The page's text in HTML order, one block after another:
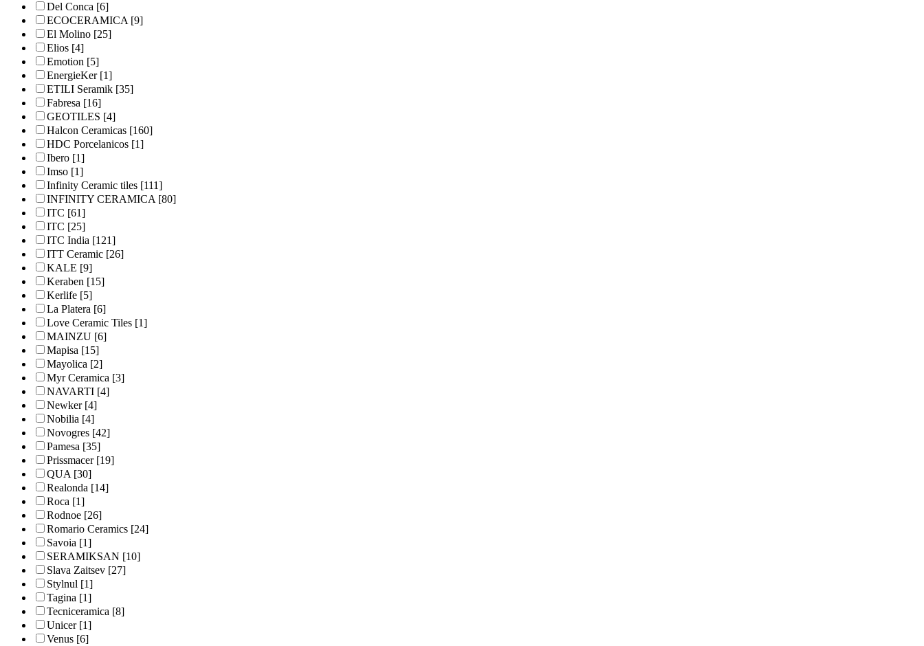
Del Conca [6]
ECOCERAMICA[9]
El Molino [25]
Elios [4]
Emotion [5]
EnergieKer[1]
ETILI Seramik [35]
Fabresa [16]
GEOTILES [4]
Halcon Ceramicas [160]
HDC Porcelanicos [1]
Ibero [1]
Imso [1]
Infinity Ceramic tiles [111]
INFINITY CERAMICA[80]
ITC [61]
ITC [25]
ITC India [121]
ITT Ceramic [26]
KALE [9]
Keraben [15]
Kerlife [5]
La Platera [6]
Love Ceramic Tiles [1]
MAINZU [6]
Mapisa [15]
Mayolica [2]
Myr Ceramica [3]
NAVARTI [4]
Newker[4]
Nobilia [4]
Novogres [42]
Pamesa [35]
Prissmacer[19]
QUA[30]
Realonda [14]
Roca [1]
Rodnoe [26]
Romario Ceramics [24]
Savoia [1]
SERAMIKSAN [10]
Slava Zaitsev [27]
Stylnul [1]
Tagina [1]
Tecniceramica [8]
Unicer[1]
Venus [6]